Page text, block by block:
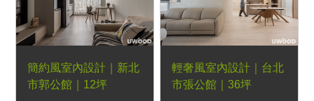
餐椅、湖濱長凳、湖濱
三抽電視櫃、軌道燈
簡約風室內設計｜新北
市郭公館｜12坪
輕奢風室內設計｜台北
市張公館｜36坪